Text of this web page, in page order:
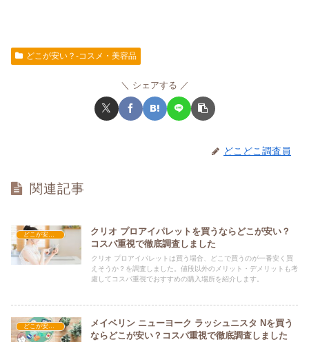
どこが安い？-コスメ・美容品
シェアする
どこどこ調査員
関連記事
どこが安い？-コスメ・美容品
クリオ プロアイパレットを買うならどこが安い？
コスパ重視で徹底調査しました
クリオ プロアイパレットは買う場合、どこで買うのが一番安く買
えそうか？を調査しました。値段以外のメリット・デメリットも考
慮してコスパ重視でおすすめの購入場所を紹介します。
どこが安い？-コスメ・美容品
メイベリン ニューヨーク ラッシュニスタ Nを買う
ならどこが安い？コスパ重視で徹底調査しました